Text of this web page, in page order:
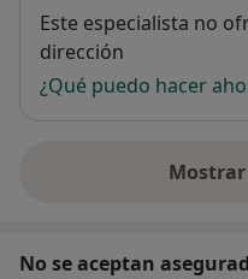
Disponibilidad
Este especialista no
dirección
¿Qué puedo hacer
No se aceptan